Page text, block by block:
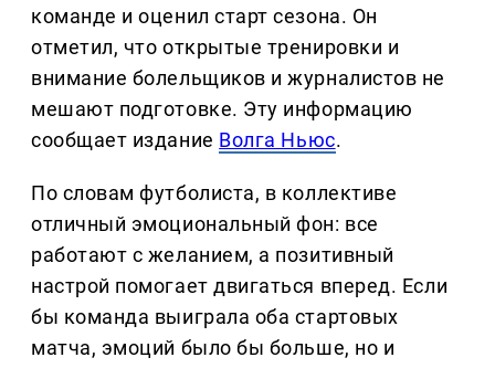
команде и оценил старт сезона. Он
отметил, что открытые тренировки и
внимание болельщиков и журналистов не
мешают подготовке. Эту информацию
сообщает издание Волга Ньюс.
По словам футболиста, в коллективе
отличный эмоциональный фон: все
работают с желанием, а позитивный
настрой помогает двигаться вперед. Если
бы команда выиграла оба стартовых
матча, эмоций было бы больше, но и